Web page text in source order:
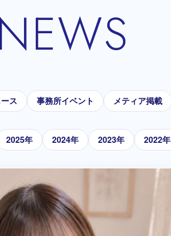
ス 事務所イベント メティア掲載
2025年 2024年 2023年 2022年